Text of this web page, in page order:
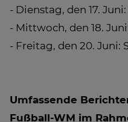
- Dienstag, den 17.
- Mittwoch, den 18.
- Freitag, den 20. Juni:
Umfassende
Fußball-WM im